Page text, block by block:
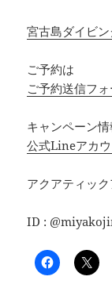
宮古島ダイビ
ご予約は
ご予約送信フォ
キャンペーン情
公式Lineアカ
アクアティッ
ID :